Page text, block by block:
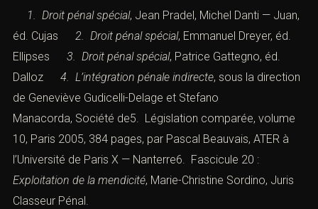
1. Droit pénal spécial, Jean Pradel, Michel Danti — Juan,
éd. Cujas
2. Droit pénal spécial, Emmanuel Dreyer, éd.
Ellipses
3. Droit pénal spécial, Patrice Gattegno, éd.
Dalloz
4. L’intégration pénale indirecte, sous la direction
de Geneviève Gudicelli-Delage et Stefano
Manacorda, Société de5. Législation comparée, volume
10, Paris 2005, 384 pages, par Pascal Beauvais, ATER à
l’Université de Paris X — Nanterre6. Fascicule 20 :
Exploitation de la mendicité, Marie-Christine Sordino, Juris
Classeur Pénal.